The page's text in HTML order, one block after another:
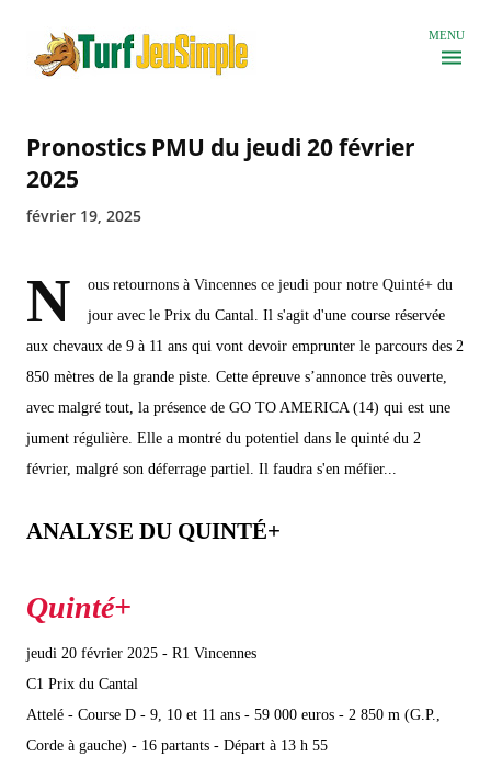
MENU
Pronostics PMU du jeudi 20 février
2025
février 19, 2025
N
ous retournons à Vincennes ce jeudi pour notre Quinté+ du
jour avec le Prix du Cantal. Il s'agit d'une course réservée
aux chevaux de 9 à 11 ans qui vont devoir emprunter le parcours des 2
850 mètres de la grande piste. Cette épreuve s’annonce très ouverte,
avec malgré tout, la présence de GO TO AMERICA (14) qui est une
jument régulière. Elle a montré du potentiel dans le quinté du 2
février, malgré son déferrage partiel. Il faudra s'en méfier...
ANALYSE DU QUINTÉ+
jeudi 20 février 2025 - R1 Vincennes
C1 Prix du Cantal
Attelé - Course D - 9, 10 et 11 ans - 59 000 euros - 2 850 m (G.P.,
Corde à gauche) - 16 partants - Départ à 13 h 55